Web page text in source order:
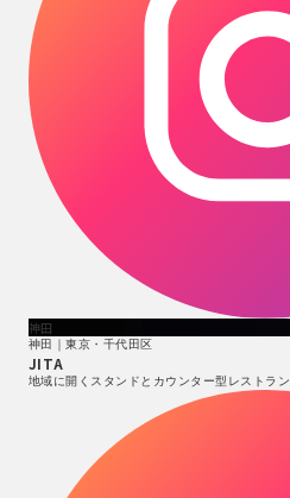
神田
神田｜東京・千代田区
JITA
地域に開くスタンドとカウンター型レストラ